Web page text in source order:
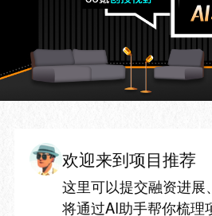
欢迎来到项目推荐
这里可以提交融资进展
将通过AI助手帮你梳理